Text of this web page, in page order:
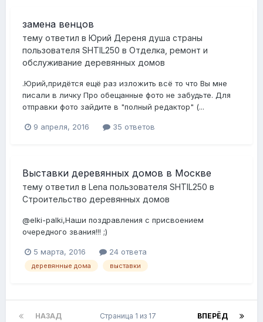
замена венцов
тему ответил в Юрий Дереня душа страны
пользователя SHTIL250 в Отделка, ремонт и
обслуживание деревянных домов
.Юрий,придётся ещё раз изложить всё то что Вы мне
писали в личку Про обещанные фото не забудьте. Для
отправки фото зайдите в "полный редактор" (...
9 апреля, 2016 35 ответов
Выставки деревянных домов в Москве
тему ответил в Lena пользователя SHTIL250 в
Строительство деревянных домов
@elki-palki,Наши поздравления с присвоением
очередного звания!!! ;)
5 марта, 2016 24 ответа
деревянные дома выставки
НАЗАД ВПЕРЁД
Страница 1 из 17